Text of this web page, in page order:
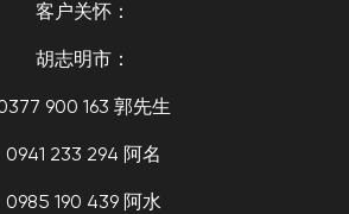
客户关怀：
胡志明市：
900 163 郭先生
0941 233 294 阿名
0985 190 439 阿水